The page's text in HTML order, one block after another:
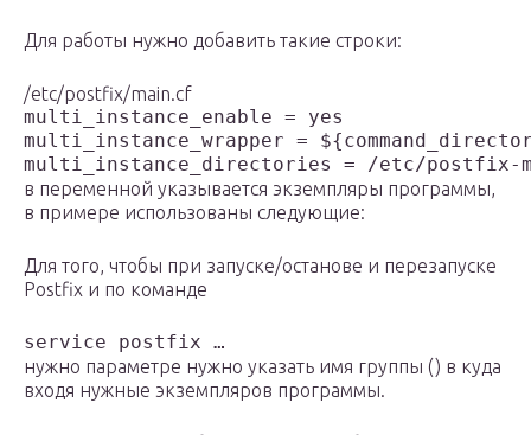
Для работы нужно добавить такие строки:
/etc/postfix/main.cf
multi_instance_enable = yes
multi_instance_wrapper =
multi_instance_directories = /etc/
в переменной указывается экземпляры программы,
в примере использованы следующие:
Для того, чтобы при запуске/останове и перезапуске
Postfix и по команде
service postfix …
нужно параметре нужно указать имя группы () в куда
входя нужные экземпляров программы.